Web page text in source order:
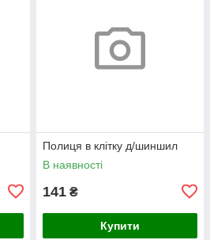
Полиця в клітку д/шиншил
В наявності
141 ₴
Купити